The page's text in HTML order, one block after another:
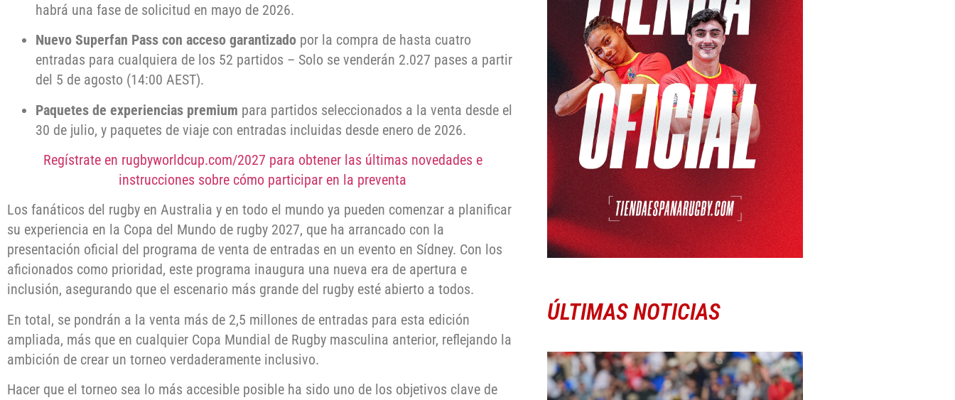
habrá una fase de solicitud en mayo de 2026.
Nuevo Superfan Pass con acceso garantizado por la compra de hasta cuatro
entradas para cualquiera de los 52 partidos – Solo se venderán 2.027 pases a partir
del 5 de agosto (14:00 AEST).
Paquetes de experiencias premium para partidos seleccionados a la venta desde el
30 de julio, y paquetes de viaje con entradas incluidas desde enero de 2026.
Regístrate en rugbyworldcup.com/2027 para obtener las últimas novedades e
instrucciones sobre cómo participar en la preventa
Los fanáticos del rugby en Australia y en todo el mundo ya pueden comenzar a planificar
su experiencia en la Copa del Mundo de rugby 2027, que ha arrancado con la
presentación oficial del programa de venta de entradas en un evento en Sídney. Con los
aficionados como prioridad, este programa inaugura una nueva era de apertura e
inclusión, asegurando que el escenario más grande del rugby esté abierto a todos.
En total, se pondrán a la venta más de 2,5 millones de entradas para esta edición
ampliada, más que en cualquier Copa Mundial de Rugby masculina anterior, reflejando la
ambición de crear un torneo verdaderamente inclusivo.
Hacer que el torneo sea lo más accesible posible ha sido uno de los objetivos clave de
ÚLTIMAS NOTICIAS